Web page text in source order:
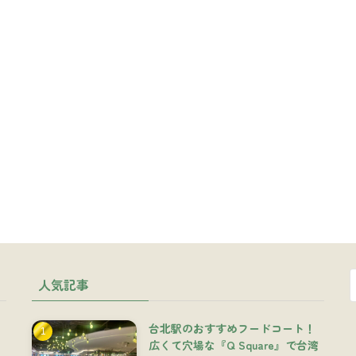
人気記事
台北駅のおすすめフードコート！
広くて穴場な『Q Square』で台湾